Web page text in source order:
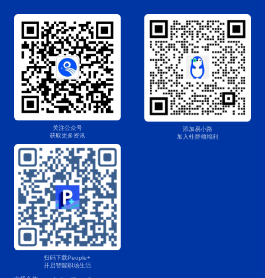
关注公众号
获取更多资讯
添加易小路
加入杜群领福利
扫码下载People+
开启智能职场生活